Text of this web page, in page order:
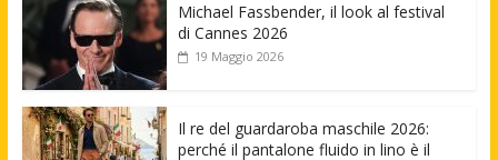
Michael Fassbender, il look al festival
di Cannes 2026
19 Maggio 2026
Il re del guardaroba maschile 2026:
perché il pantalone fluido in lino è il